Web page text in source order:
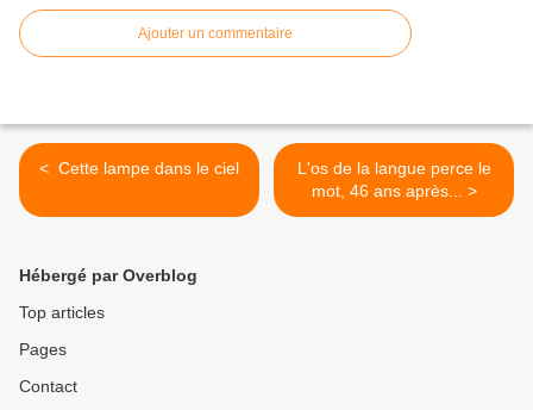
Ajouter un commentaire
< Cette lampe dans le ciel
L'os de la langue perce le
mot, 46 ans après... >
Hébergé par Overblog
Top articles
Pages
Contact